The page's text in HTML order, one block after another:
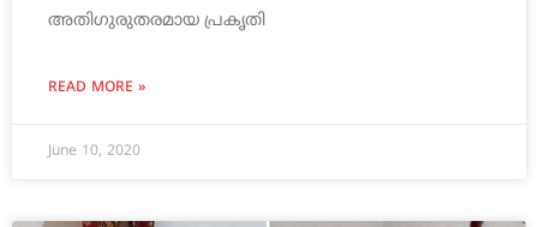
അതിഗുരുതരമായ പ്രകൃതി
READ MORE »
June 10, 2020